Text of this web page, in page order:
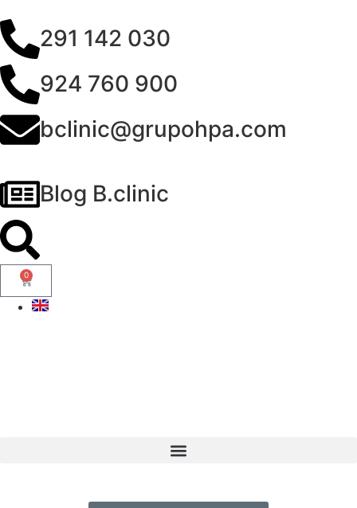
291 142 030
924 760 900
bclinic@grupohpa.com
Blog B.clinic
0